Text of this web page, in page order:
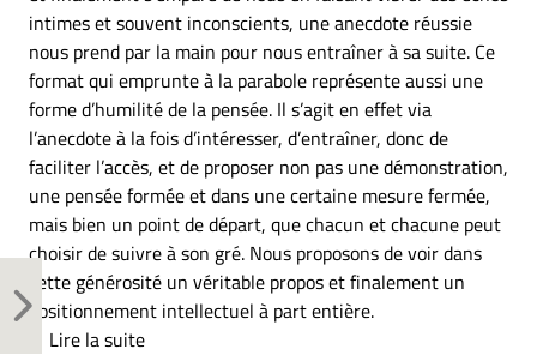
intimes et souvent inconscients, une anecdote réussie
nous prend par la main pour nous entraîner à sa suite. Ce
format qui emprunte à la parabole représente aussi une
forme d’humilité de la pensée. Il s’agit en effet via
l’anecdote à la fois d’intéresser, d’entraîner, donc de
faciliter l’accès, et de proposer non pas une démonstration,
une pensée formée et dans une certaine mesure fermée,
mais bien un point de départ, que chacun et chacune peut
choisir de suivre à son gré. Nous proposons de voir dans
cette générosité un véritable propos et finalement un
positionnement intellectuel à part entière.
Lire la suite